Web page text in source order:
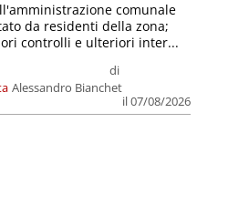
di
Alessandro Bianchet
il 07/08/2026
comunale
da residenti della zona;
controlli e ulteriori inter...